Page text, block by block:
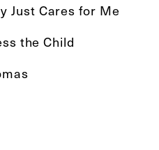
Just Cares for Me
the Child